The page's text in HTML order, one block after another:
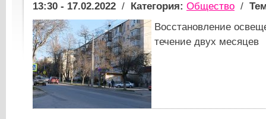
13:30 - 17.02.2022 / Категория: Общество /
Восстановление
течение двух месяцев